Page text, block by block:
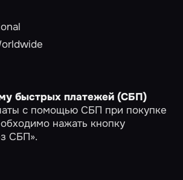
быстрых платежей (СБП)
с помощью СБП при покупке
нажать кнопку
СБП».